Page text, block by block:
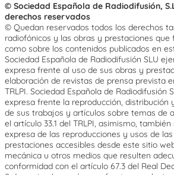
© Sociedad Española de Radiodifusión,
derechos reservados
© Quedan reservados todos los derechos
radiofónicos y las obras y prestaciones que
como sobre los contenidos publicados en
Sociedad Española de Radiodifusión SLU
expresa frente al uso de sus obras y
elaboración de revistas de prensa prevista
TRLPI. Sociedad Española de Radiodifusión
expresa frente la reproducción, distribución
de sus trabajos y artículos sobre temas de
el artículo 33.1 del TRLPI, asimismo,
expresa de las reproducciones y usos de
prestaciones accesibles desde este sitio
mecánica u otros medios que resulten
conformidad con el artículo 67.3 del Real